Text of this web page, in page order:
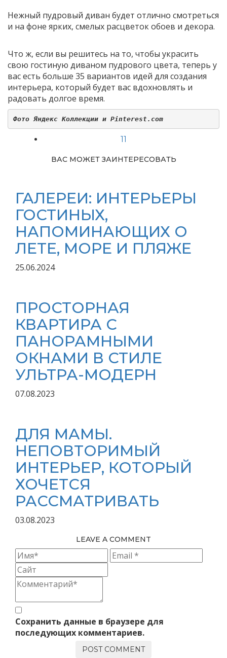
Нежный пудровый диван будет отлично смотреться
и на фоне ярких, смелых расцветок обоев и декора.
Что ж, если вы решитесь на то, чтобы украсить
свою гостиную диваном пудрового цвета, теперь у
вас есть больше 35 вариантов идей для создания
интерьера, который будет вас вдохновлять и
радовать долгое время.
Фото Яндекс Коллекции и Pinterest.com
11
ВАС МОЖЕТ ЗАИНТЕРЕСОВАТЬ
ГАЛЕРЕИ: ИНТЕРЬЕРЫ
ГОСТИНЫХ,
НАПОМИНАЮЩИХ О
ЛЕТЕ, МОРЕ И ПЛЯЖЕ
25.06.2024
ПРОСТОРНАЯ
КВАРТИРА С
ПАНОРАМНЫМИ
ОКНАМИ В СТИЛЕ
УЛЬТРА-МОДЕРН
07.08.2023
ДЛЯ МАМЫ.
НЕПОВТОРИМЫЙ
ИНТЕРЬЕР, КОТОРЫЙ
ХОЧЕТСЯ
РАССМАТРИВАТЬ
03.08.2023
LEAVE A COMMENT
Сохранить данные в браузере для
последующих комментариев.